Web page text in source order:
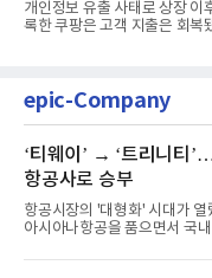
개인정보 유출 사태로 상장 이
록한 쿠팡은 고객 지출은 회복
epic-Company
‘티웨이’ → ‘트리니티
항공사로 승부
항공시장의 '대형화' 시대가 열
아시아나항공을 품으면서 국